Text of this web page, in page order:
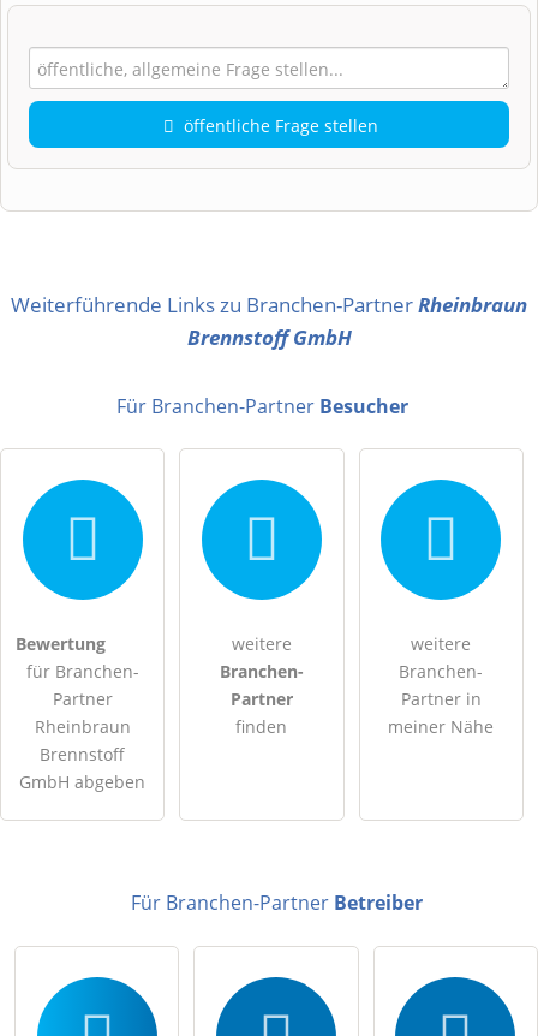
öffentliche Frage stellen
Name
E-Mail-Adresse (wird nicht veröffentlicht)
Datenschutzerklärung habe ich zur Kenntnis genommen.
öffentliche Frage stellen Abbrechen
Hinweis:Bitte beachten Sie, öffentliche Fragen sind
Besucher sichtbar
Weiterführende Links zu Branchen-PartnerRheinbraun
Brennstoff GmbH
Für Branchen-Partner Besucher
Bewertung
für Branchen-
Partner
Rheinbraun
Brennstoff
GmbH abgeben
weitere
Branchen-
Partner
finden
weitere
Branchen-
Partner in
meiner Nähe
Für Branchen-Partner Betreiber